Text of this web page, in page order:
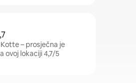
– prosječna je
ovoj lokaciji 4,7/5